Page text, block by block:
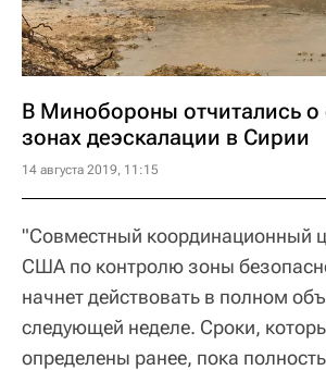
В Минобороны отчитались о
зонах деэскалации в Сирии
14 августа 2019, 11:15
"Совместный координационный
США по контролю зоны
начнет действовать в полном
следующей неделе. Сроки,
определены ранее, пока